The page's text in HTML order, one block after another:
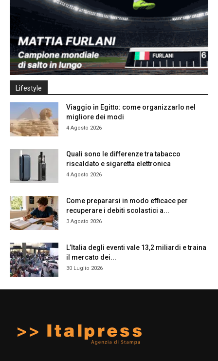
Lifestyle
Viaggio in Egitto: come organizzarlo nel
migliore dei modi
4 Agosto 2026
Quali sono le differenze tra tabacco
riscaldato e sigaretta elettronica
4 Agosto 2026
Come prepararsi in modo efficace per
recuperare i debiti scolastici a...
3 Agosto 2026
L’Italia degli eventi vale 13,2 miliardi e traina
il mercato dei...
30 Luglio 2026